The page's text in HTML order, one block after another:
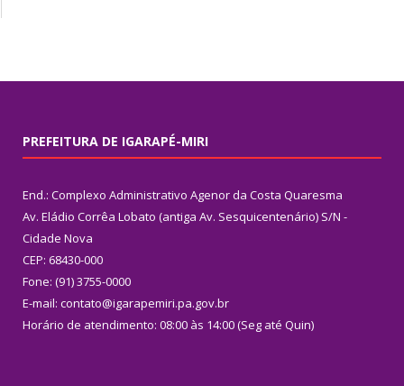
PREFEITURA DE IGARAPÉ-MIRI
End.: Complexo Administrativo Agenor da Costa Quaresma
Av. Eládio Corrêa Lobato (antiga Av. Sesquicentenário) S/N -
Cidade Nova
CEP: 68430-000
Fone: (91) 3755-0000
E-mail: contato@igarapemiri.pa.gov.br
Horário de atendimento: 08:00 às 14:00 (Seg até Quin)